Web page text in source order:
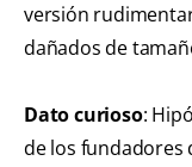
versión
dañados de
Dato curioso:
de los fundadores